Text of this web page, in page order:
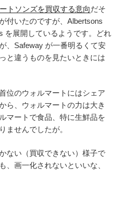
トソンズを買収する意向だそ
付いたのですが、Albertsons
を展開しているようです。どれ
、Safeway が一番明るくて安
と違うものを見たいときには
位のウォルマートにはシェア
ら、ウォルマートの力は大き
マートで食品、特に生鮮品を
ませんでしたが。
ない（買収できない）様子で
、画一化されないといいな、